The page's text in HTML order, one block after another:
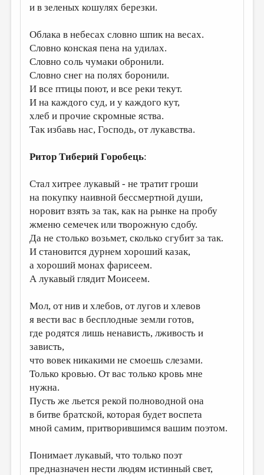
и в зеленых кошулях березки.
Облака в небесах словно шпик на весах.
Словно конская пена на удилах.
Словно соль чумаки обронили.
Словно снег на полях боронили.
И все птицы поют, и все реки текут.
И на каждого суд, и у каждого кут,
хлеб и прочие скромные яства.
Так избавь нас, Господь, от лукавства.
Ритор Тиберий Горобець:
Стал хитрее лукавый - не тратит гроши
на покупку наивной бессмертной души,
норовит взять за так, как на рынке на пробу
жменю семечек или творожную сдобу.
Да не столько возьмет, сколько сгубит за так.
И становится дурнем хороший казак,
а хороший монах фарисеем.
А лукавый глядит Моисеем.
Мол, от нив и хлебов, от лугов и хлевов
я вести вас в бесплодные земли готов,
где родятся лишь ненависть, лживость и
зависть,
что вовек никакими не смоешь слезами.
Только кровью. От вас только кровь мне
нужна.
Пусть же льется рекой полноводной она
в битве братской, которая будет воспета
мной самим, притворившимся вашим поэтом.
Понимает лукавый, что только поэт
предназначен нести людям истинный свет,